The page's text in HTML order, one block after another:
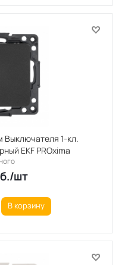
Выключателя 1-кл.
EKF PROxima
/шт
В корзину